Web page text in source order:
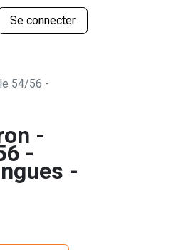
Se connecter
54/56 -
-
-
-